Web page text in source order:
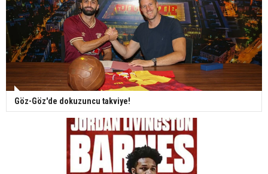
Göz-Göz'de dokuzuncu takviye!